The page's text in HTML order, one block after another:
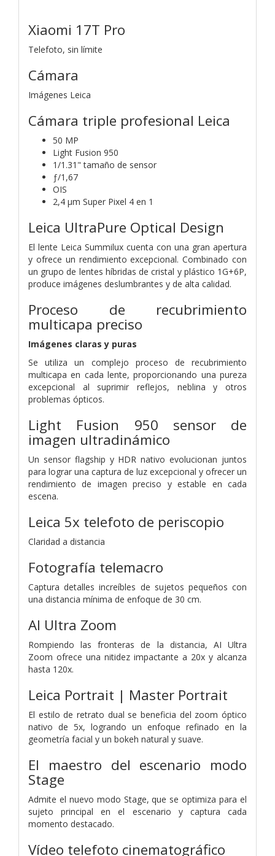
Xiaomi 17T Pro
Telefoto, sin límite
Cámara
Imágenes Leica
Cámara triple profesional Leica
50 MP
Light Fusion 950
1/1.31" tamaño de sensor
ƒ/1,67
OIS
2,4 μm Super Pixel 4 en 1
Leica UltraPure Optical Design
El lente Leica Summilux cuenta con una gran apertura
y ofrece un rendimiento excepcional. Combinado con
un grupo de lentes híbridas de cristal y plástico 1G+6P,
produce imágenes deslumbrantes y de alta calidad.
Proceso de recubrimiento
multicapa preciso
Imágenes claras y puras
Se utiliza un complejo proceso de recubrimiento
multicapa en cada lente, proporcionando una pureza
excepcional al suprimir reflejos, neblina y otros
problemas ópticos.
Light Fusion 950 sensor de
imagen ultradinámico
Un sensor flagship y HDR nativo evolucionan juntos
para lograr una captura de luz excepcional y ofrecer un
rendimiento de imagen preciso y estable en cada
escena.
Leica 5x telefoto de periscopio
Claridad a distancia
Fotografía telemacro
Captura detalles increíbles de sujetos pequeños con
una distancia mínima de enfoque de 30 cm.
AI Ultra Zoom
Rompiendo las fronteras de la distancia, AI Ultra
Zoom ofrece una nitidez impactante a 20x y alcanza
hasta 120x.
Leica Portrait | Master Portrait
El estilo de retrato dual se beneficia del zoom óptico
nativo de 5x, logrando un enfoque refinado en la
geometría facial y un bokeh natural y suave.
El maestro del escenario modo
Stage
Admite el nuevo modo Stage, que se optimiza para el
sujeto principal en el escenario y captura cada
momento destacado.
Vídeo telefoto cinematográfico